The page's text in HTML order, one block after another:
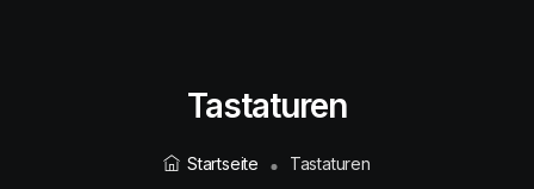
Tastaturen
Startseite Tastaturen